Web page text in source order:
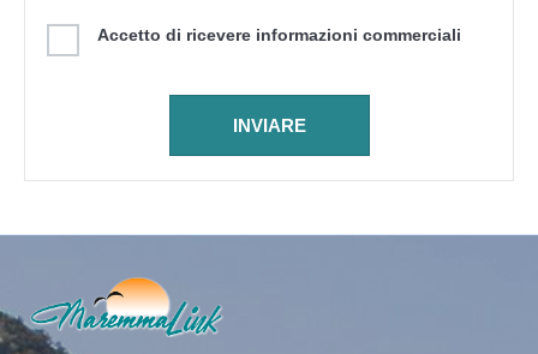
Accetto di ricevere informazioni commerciali